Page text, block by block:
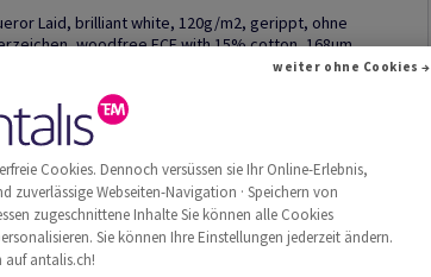
Laid, brilliant white, 120g/m2, gerippt, ohne
woodfree ECF with 15% cotton, 168µm,
x 1020mm, B1+, SB, Paket zu 250 Bogen/Blatt, FSC
zuschneiden
Produkt
weiterempfehlen
Cookies. Dennoch versüssen sie Ihr Online-Erlebnis,
zuverlässige Webseiten-Navigation · Speichern von
zugeschnittene Inhalte Sie können alle Cookies
Sie können Ihre Einstellungen jederzeit ändern.
auf antalis.ch!
weiter ohne Cookies →